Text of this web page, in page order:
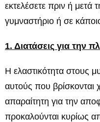
εκτελέσετε πριν ή
γυμναστήριο ή σε
1. Διατάσεις για την
Η ελαστικότητα στους
αυτούς που βρίσκονται
απαραίτητη για την
προκαλούνται κυρίως